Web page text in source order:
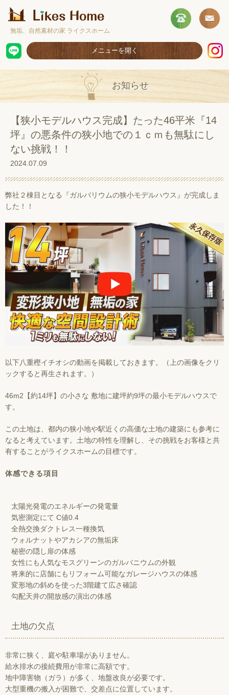
無垢、自然素材の家 ライクスホーム
メニューを開く
ホーム
コンセプト
施工事例
取扱商品
お客様の声
ショールームのご案内
採用情報
お知らせ
【狭小モデルハウス完成】たった46平米『14
坪』の悪条件の狭小地での１ｃｍも無駄にし
ない挑戦！！
2024.07.09
弊社２棟目となる『ガルバリウムの狭小モデルハウス』が完成しま
した ！！
以下八重樫イチオシの動画を掲載しておきます。（上の画像をクリ
ックすると再生されます。）
46m2【約14坪】の小さな 敷地に建坪約9坪の最小モデルハウスで
す。
この土地は、都内の狭小地や駅近くの高価な土地の建築にも参考に
なると考えています。土地の特性を理解し、その挑戦をお客様と共
有することがライクスホームの目標です。
体感できる項目
太陽光発電のエネルギーの発電量
気密測定にて C値0.4
全熱交換ダクトレス一種換気
ウォルナットやアカシアの無垢床
秘密の隠し扉の体感
女性にも人気なモスグリーンのガルバニウムの外観
将来的に店舗にもリフォーム可能なガレージハウスの体感
変形地の斜めを使った3階建て広さ確認
勾配天井の開放感の演出の体感
土地の欠点
非常に狭く、庭や駐車場がありません。
給水排水の接続費用が非常に高額です。
地中障害物（ガラ）が多く、地盤改良が必要です。
大型重機の搬入が困難で、交差点に位置しています。